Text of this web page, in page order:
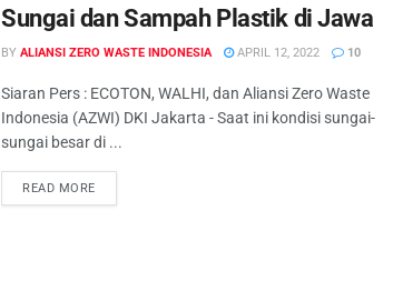
Sungai dan Sampah Plastik di Jawa
BY ALIANSI ZERO WASTE INDONESIA APRIL 12, 2022 10
Siaran Pers : ECOTON, WALHI, dan Aliansi Zero Waste
Indonesia (AZWI) DKI Jakarta - Saat ini kondisi sungai-
sungai besar di ...
READ MORE